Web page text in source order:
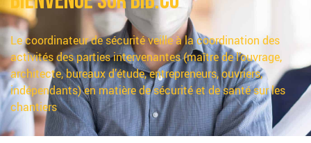
Le coordinateur de sécurité veille à la coordination des
activités des parties intervenantes (maître de l’ouvrage,
architecte, bureaux d’étude, entrepreneurs, ouvriers,
indépendants) en matière de sécurité et de santé sur les
chantiers